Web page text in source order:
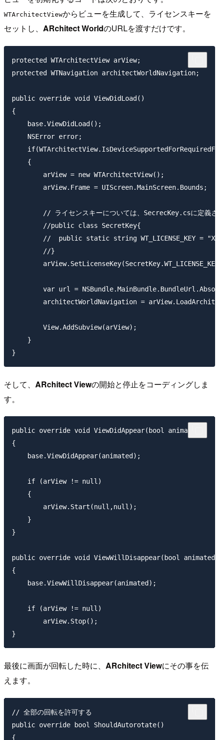
WTArchitectViewからビューを生成して、ライセンスキーを
セットし、 ARchitect WorldのURLを渡すだけです。
protected WTArchitectView arView;
protected WTNavigation architectWorldNavigation;
public override void ViewDidLoad()
{
    base.ViewDidLoad();
    NSError error;
    {
        arView = new WTArchitectView();
        arView.Frame = UIScreen.MainScreen.Bounds;
// ライセンスキーについては、SecrecKey.csに定義
        //public class SecretKey{
//  public static string WT_LICENSE_KEY =
        //}
var url =
architectWorldNavigation =
        View.AddSubview(arView);
    }
そして、 ARchitect Viewの開始と停止をコーディングしま
す。
public override void ViewDidAppear(bool animated)
{
    base.ViewDidAppear(animated);
    if (arView != null)
    {
        arView.Start(null,null);
    }
}
public override void ViewWillDisappear(bool animated)
{
    base.ViewWillDisappear(animated);
    if (arView != null)
        arView.Stop();
最後に画面が回転した時に、 ARchitect Viewにその事を伝
えます。
// 全部の回転を許可する
public override bool ShouldAutorotate()
{